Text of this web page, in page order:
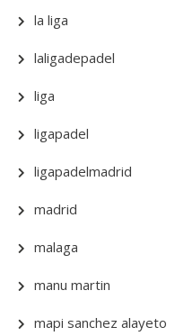
la liga
laligadepadel
liga
ligapadel
ligapadelmadrid
madrid
malaga
manu martin
mapi sanchez alayeto